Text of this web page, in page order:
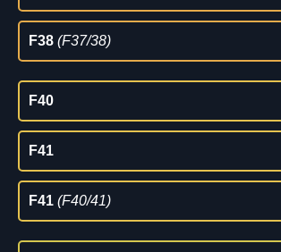
F38 (F37/38)
F40
F41
F41 (F40/41)